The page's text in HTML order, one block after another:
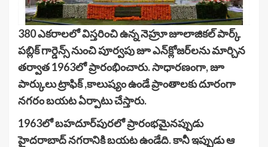
380 ఎకరాలలో విస్తరించి ఉన్న నెహ్రూ జూలాజికల్ పార్క్
పబ్లిక్ గార్డెన్స్ నుంచి పూర్వపు జూ ఎన్‌క్లోజర్‌లను మార్చిన
తర్వాత 1963లో ప్రారంభించారు. సాధారణంగా, జూ
పార్కులు ట్రాఫిక్ ,కాలుష్యం ఉండే ప్రాంతాలకు దూరంగా
నగరం బయట ఏర్పాటు చేస్తారు.
1963లో బహదూర్‌పురలో ప్రారంభమైనప్పుడు
హైదరాబాద్‌ నగరానికి బయట ఉండేది. కానీ ఇప్పుడు ఆ